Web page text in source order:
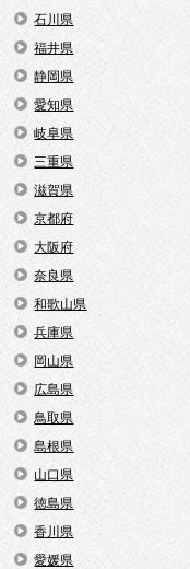
石川県
福井県
静岡県
愛知県
岐阜県
三重県
滋賀県
京都府
大阪府
奈良県
和歌山県
兵庫県
岡山県
広島県
鳥取県
島根県
山口県
徳島県
香川県
愛媛県